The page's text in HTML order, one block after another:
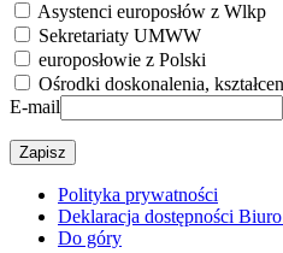
Asystenci europosłów z Wlkp
Sekretariaty UMWW
europosłowie z Polski
Ośrodki doskonalenia,
E-mail
Polityka prywatności
Deklaracja dostępności
Do góry